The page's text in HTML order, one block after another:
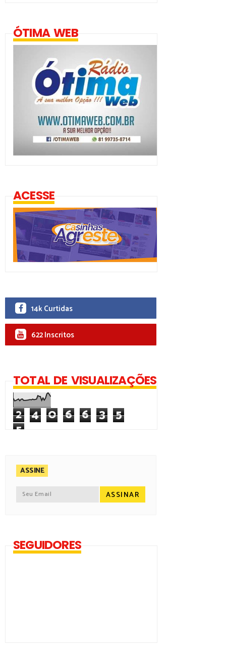
ÓTIMA WEB
ACESSE
14k Curtidas
622 Inscritos
TOTAL DE VISUALIZAÇÕES
2 4 0 6 6 3 5
5
ASSINE
SEGUIDORES